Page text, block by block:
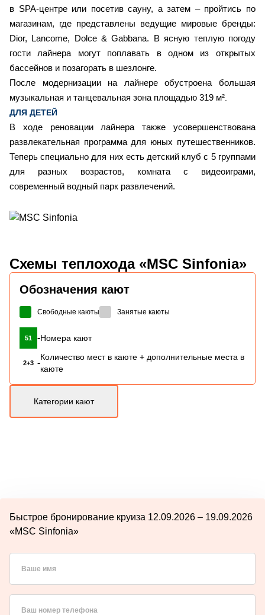
в SPA-центре или посетив сауну, а затем – пройтись по
магазинам, где представлены ведущие мировые бренды:
Dior, Lancome, Dolce & Gabbana. В ясную теплую погоду
гости лайнера могут поплавать в одном из открытых
бассейнов и позагорать в шезлонге.
После модернизации на лайнере обустроена большая
музыкальная и танцевальная зона площадью 319 м²
ДЛЯ ДЕТЕЙ
В ходе реновации лайнера также усовершенствована
развлекательная программа для юных путешественников.
Теперь специально для них есть детский клуб с 5 группами
для разных возрастов, комната с видеоиграми,
современный водный парк развлечений.
Схемы теплохода «MSC Sinfonia»
Обозначения кают
Свободные каюты Занятые каюты
51 -Номера кают
2+3 -
Количество мест в каюте + дополнительные места в
каюте
Категории кают
Быстрое бронирование круиза 12.09.2026 – 19.09.2026
«MSC Sinfonia»
Ваше имя
Ваш номер телефона